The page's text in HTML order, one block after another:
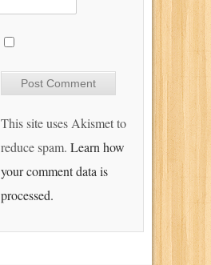
This site uses Akismet to
reduce spam. Learn how
your comment data is
processed.